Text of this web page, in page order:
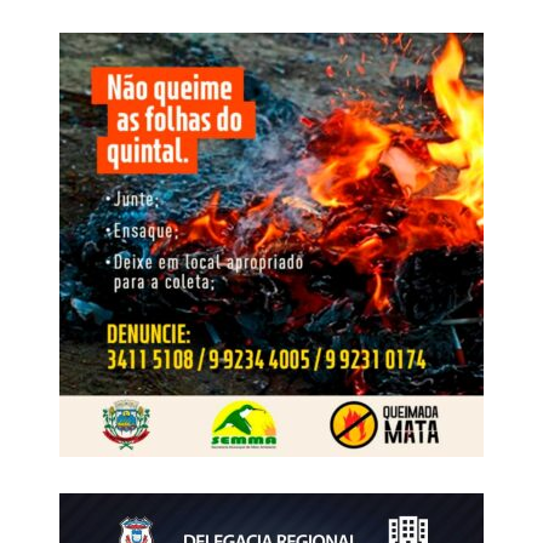
sete regiões de Mato Grosso. A Centro-Sul, onde estão
Cuiabá e Várzea Grande, concentra 37,6% da amostra,
seguida pelo Sudeste, com 18,7%, e pelo Médio Norte,
com 14,1%.
Vale lembrar que nessas eleições, Mato Grosso elegerá
24 deputados estaduais. A votaçãoocorreem 4 de
outubro, e os eleitos assumem os mandatos em 1º de
fevereiro de 2027.
Vereador por dois mandatos, prefeito de Primavera do
Leste entre 2017 e 2024 e ex-presidente da Associação
Mato-grossense dos Municípios, Léo Bortolin chega à
disputa estadual com trajetória construída na gestão
municipal e na interlocução com prefeituras de diferentes
entrevistas domiciliares e presenciais. O levantamento
informa nível de confiança de 95% e está registrado na